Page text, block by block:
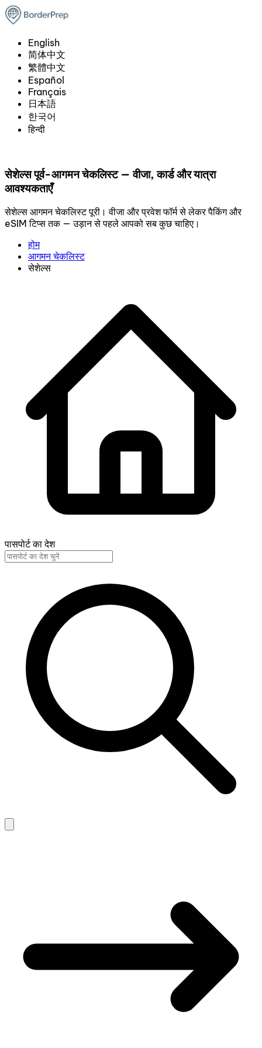
English
简体中文
繁體中文
Español
Français
日本語
한국어
हिन्दी
सेशेल्स पूर्व-आगमन चेकलिस्ट — वीजा, कार्ड और यात्रा
आवश्यकताएँ
सेशेल्स आगमन चेकलिस्ट पूरी। वीजा और प्रवेश फॉर्म से लेकर पैकिंग और
eSIM टिप्स तक — उड़ान से पहले आपको सब कुछ चाहिए।
होम
आगमन चेकलिस्ट
सेशेल्स
पासपोर्ट का देश